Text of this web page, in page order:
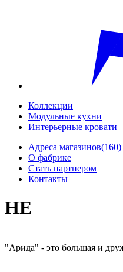
Коллекции
Модульные кухни
Интерьерные кровати
Адреса магазинов(160)
О фабрике
Стать партнером
Контакты
НЕ
"Арида" - это большая и